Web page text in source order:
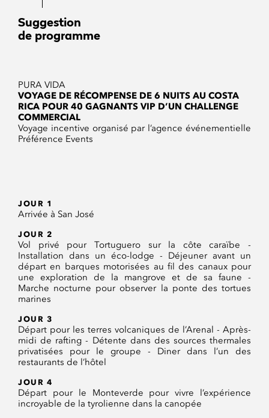
Suggestion
de programme
PURA VIDA
VOYAGE DE RÉCOMPENSE DE 6 NUITS AU COSTA
RICA POUR 40 GAGNANTS VIP D’UN CHALLENGE
COMMERCIAL
Voyage incentive organisé par l’agence événementielle
Préférence Events
JOUR 1
Arrivée à San José
JOUR 2
Vol privé pour Tortuguero sur la côte caraïbe -
Installation dans un éco-lodge - Déjeuner avant un
départ en barques motorisées au fil des canaux pour
une exploration de la mangrove et de sa faune -
Marche nocturne pour observer la ponte des tortues
marines
JOUR 3
Départ pour les terres volcaniques de l’Arenal - Après-
midi de rafting - Détente dans des sources thermales
privatisées pour le groupe - Diner dans l’un des
restaurants de l’hôtel
JOUR 4
Départ pour le Monteverde pour vivre l’expérience
incroyable de la tyrolienne dans la canopée